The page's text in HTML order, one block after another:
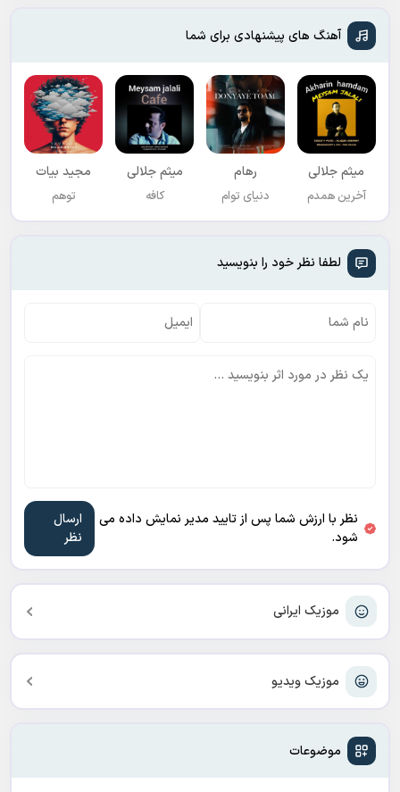
موزیک ایرانی
موزیک ویدیو
موضوعات
آهنگ های پیشنهادی برای شما
میثم جلالی
آخرین همدم
رهام
دنیای توام
میثم جلالی
کافه
مجید بیات
توهم
لطفا نظر خود را بنویسید
نظر با ارزش شما پس از تایید مدیر نمایش داده می
شود.